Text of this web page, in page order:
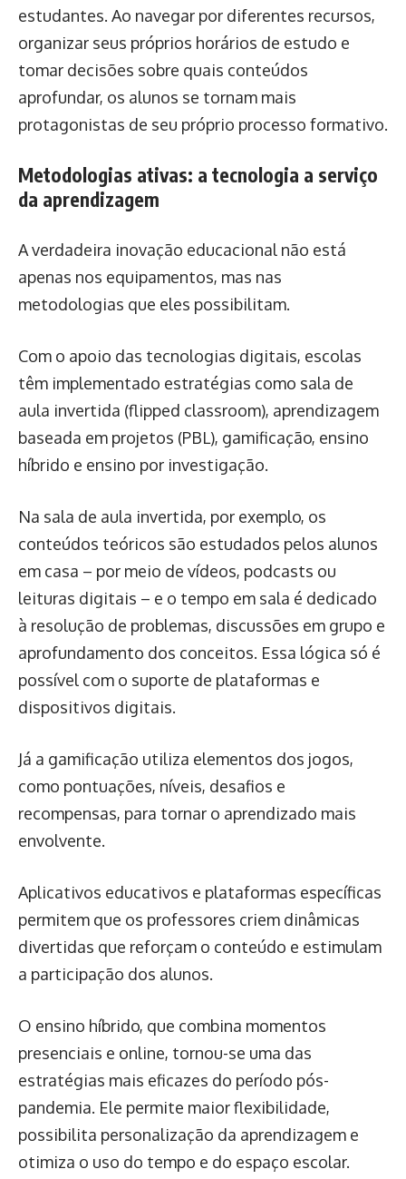
estudantes. Ao navegar por diferentes recursos,
organizar seus próprios horários de estudo e
tomar decisões sobre quais conteúdos
aprofundar, os alunos se tornam mais
protagonistas de seu próprio processo formativo.
Metodologias ativas: a tecnologia a serviço
da aprendizagem
A verdadeira inovação educacional não está
apenas nos equipamentos, mas nas
metodologias que eles possibilitam.
Com o apoio das tecnologias digitais, escolas
têm implementado estratégias como sala de
aula invertida (flipped classroom), aprendizagem
baseada em projetos (PBL), gamificação, ensino
híbrido e ensino por investigação.
Na sala de aula invertida, por exemplo, os
conteúdos teóricos são estudados pelos alunos
em casa – por meio de vídeos, podcasts ou
leituras digitais – e o tempo em sala é dedicado
à resolução de problemas, discussões em grupo e
aprofundamento dos conceitos. Essa lógica só é
possível com o suporte de plataformas e
dispositivos digitais.
Já a gamificação utiliza elementos dos jogos,
como pontuações, níveis, desafios e
recompensas, para tornar o aprendizado mais
envolvente.
Aplicativos educativos e plataformas específicas
permitem que os professores criem dinâmicas
divertidas que reforçam o conteúdo e estimulam
a participação dos alunos.
O ensino híbrido, que combina momentos
presenciais e online, tornou-se uma das
estratégias mais eficazes do período pós-
pandemia. Ele permite maior flexibilidade,
possibilita personalização da aprendizagem e
otimiza o uso do tempo e do espaço escolar.